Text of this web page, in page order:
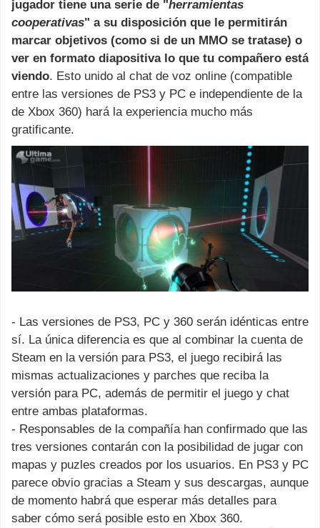
jugador tiene una serie de "herramientas
cooperativas" a su disposición que le permitirán
marcar objetivos (como si de un MMO se tratase) o
ver en formato diapositiva lo que tu compañero está
viendo. Esto unido al chat de voz online (compatible
entre las versiones de PS3 y PC e independiente de la
de Xbox 360) hará la experiencia mucho más
gratificante.
- Las versiones de PS3, PC y 360 serán idénticas entre
sí. La única diferencia es que al combinar la cuenta de
Steam en la versión para PS3, el juego recibirá las
mismas actualizaciones y parches que reciba la
versión para PC, además de permitir el juego y chat
entre ambas plataformas.
- Responsables de la compañía han confirmado que las
tres versiones contarán con la posibilidad de jugar con
mapas y puzles creados por los usuarios. En PS3 y PC
parece obvio gracias a Steam y sus descargas, aunque
de momento habrá que esperar más detalles para
saber cómo será posible esto en Xbox 360.